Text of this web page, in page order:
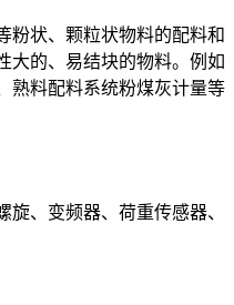
粉状、颗粒状物料的配料和
大的、易结块的物料。例如
熟料配料系统粉煤灰计量等
、变频器、荷重传感器、